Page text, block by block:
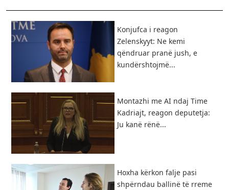
Konjufca i reagon
Zelenskyyt: Ne kemi
qëndruar pranë jush, e
kundërshtojmë...
Montazhi me AI ndaj Time
Kadriajt, reagon deputetja:
Ju kanë rënë...
Hoxha kërkon falje pasi
shpërndau ballinë të rreme